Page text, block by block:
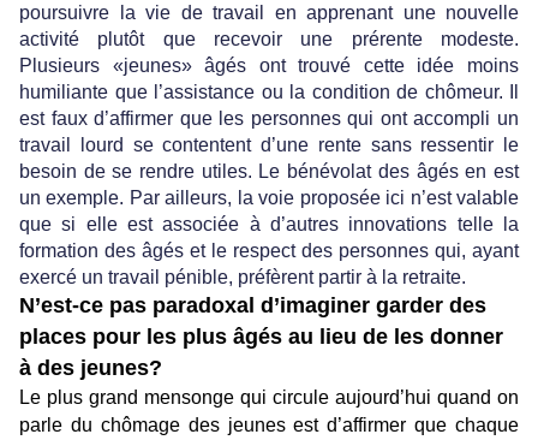
poursuivre la vie de travail en apprenant une nouvelle
activité plutôt que recevoir une prérente modeste.
Plusieurs «jeunes» âgés ont trouvé cette idée moins
humiliante que l’assistance ou la condition de chômeur. Il
est faux d’affirmer que les personnes qui ont accompli un
travail lourd se contentent d’une rente sans ressentir le
besoin de se rendre utiles. Le bénévolat des âgés en est
un exemple. Par ailleurs, la voie proposée ici n’est valable
que si elle est associée à d’autres innovations telle la
formation des âgés et le respect des personnes qui, ayant
exercé un travail pénible, préfèrent partir à la retraite.
N’est-ce pas paradoxal d’imaginer garder des
places pour les plus âgés au lieu de les donner
à des jeunes?
Le plus grand mensonge qui circule aujourd’hui quand on
parle du chômage des jeunes est d’affirmer que chaque